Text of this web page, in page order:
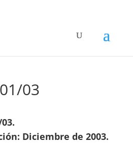
03
Diciembre de 2003.